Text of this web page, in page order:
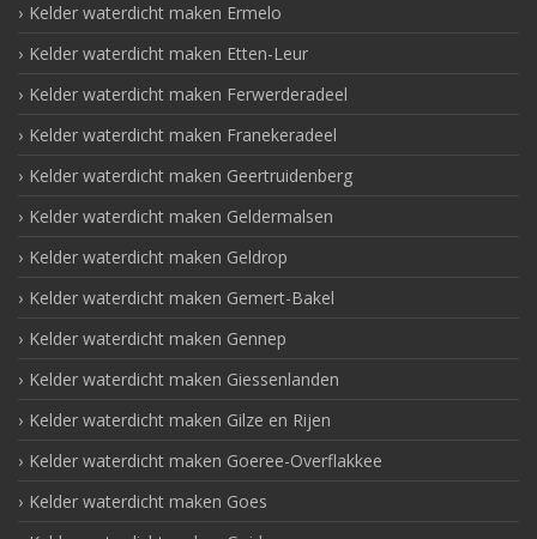
Kelder waterdicht maken Ermelo
Kelder waterdicht maken Etten-Leur
Kelder waterdicht maken Ferwerderadeel
Kelder waterdicht maken Franekeradeel
Kelder waterdicht maken Geertruidenberg
Kelder waterdicht maken Geldermalsen
Kelder waterdicht maken Geldrop
Kelder waterdicht maken Gemert-Bakel
Kelder waterdicht maken Gennep
Kelder waterdicht maken Giessenlanden
Kelder waterdicht maken Gilze en Rijen
Kelder waterdicht maken Goeree-Overflakkee
Kelder waterdicht maken Goes